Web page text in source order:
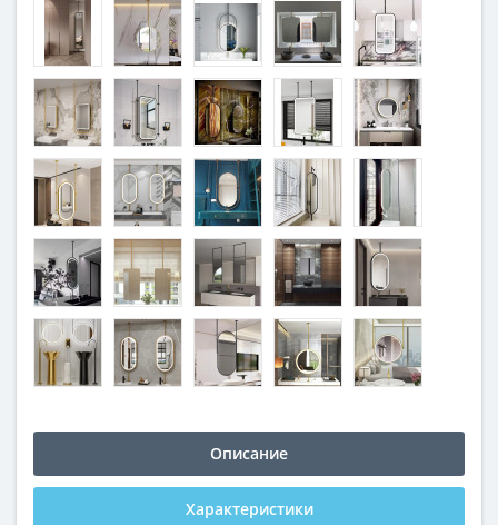
Описание
Характеристики